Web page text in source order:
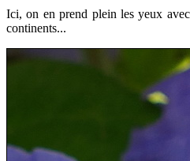
Ici, on en prend plein les yeux
continents...